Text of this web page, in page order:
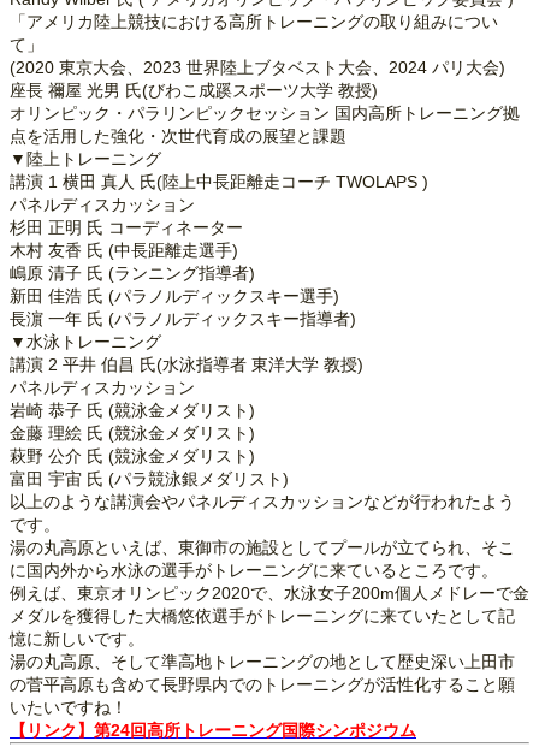
「アメリカ陸上競技における高所トレーニングの取り組みについ
て」
(2020 東京大会、2023 世界陸上ブタベスト大会、2024 パリ大会)
座長 禰屋 光男 氏(びわこ成蹊スポーツ大学 教授)
オリンピック・パラリンピックセッション 国内高所トレーニング拠
点を活用した強化・次世代育成の展望と課題
▼陸上トレーニング
講演 1 横田 真人 氏(陸上中長距離走コーチ TWOLAPS )
パネルディスカッション
杉田 正明 氏 コーディネーター
木村 友香 氏 (中長距離走選手)
嶋原 清子 氏 (ランニング指導者)
新田 佳浩 氏 (パラノルディックスキー選手)
長濵 一年 氏 (パラノルディックスキー指導者)
▼水泳トレーニング
講演 2 平井 伯昌 氏(水泳指導者 東洋大学 教授)
パネルディスカッション
岩崎 恭子 氏 (競泳金メダリスト)
金藤 理絵 氏 (競泳金メダリスト)
萩野 公介 氏 (競泳金メダリスト)
富田 宇宙 氏 (パラ競泳銀メダリスト)
以上のような講演会やパネルディスカッションなどが行われたよう
です。
湯の丸高原といえば、東御市の施設としてプールが立てられ、そこ
に国内外から水泳の選手がトレーニングに来ているところです。
例えば、東京オリンピック2020で、水泳女子200m個人メドレーで金
メダルを獲得した大橋悠依選手がトレーニングに来ていたとして記
憶に新しいです。
湯の丸高原、そして準高地トレーニングの地として歴史深い上田市
の菅平高原も含めて長野県内でのトレーニングが活性化すること願
いたいですね！
【リンク】第24回高所トレーニング国際シンポジウム